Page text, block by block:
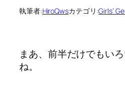
執筆者:HiroQwsカテゴリ:Girls’
まあ、前半だけでもい
ね。